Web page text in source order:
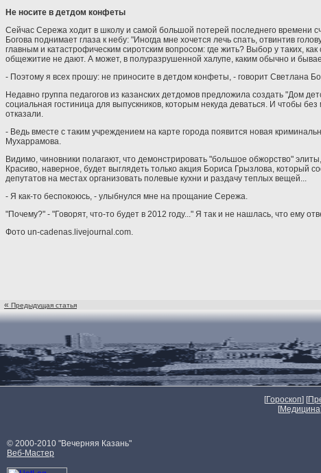
Не носите в детдом конфеты
Сейчас Сережа ходит в школу и самой большой потерей последнего времени
Богова поднимает глаза к небу: "Иногда мне хочется лечь спать, отвинтив
главным и катастрофическим сиротским вопросом: где жить? Выбор у таких,
общежитие не дают. А может, в полуразрушенной халупе, каким обычно и
- Поэтому я всех прошу: не приносите в детдом конфеты, - говорит Светлана
Недавно группа педагогов из казанских детдомов предложила создать "Дом
социальная гостиница для выпускников, которым некуда деваться. И чтобы
отказали.
- Ведь вместе с таким учреждением на карте города появится новая
Мухаррамова.
Видимо, чиновники полагают, что демонстрировать "большое обжорство"
Красиво, наверное, будет выглядеть только акция Бориса Грызлова, который
депутатов на местах организовать полевые кухни и раздачу теплых вещей...
- Я как-то беспокоюсь, - улыбнулся мне на прощание Сережа.
"Почему?" - "Говорят, что-то будет в 2012 году..." Я так и не нашлась, что ему
Фото un-cadenas.livejournal.com.
« Предыдущая статья
[Гороскоп] [
[Медицина
© 2000-2010 "Вечерняя Казань"
Веб-Мастер